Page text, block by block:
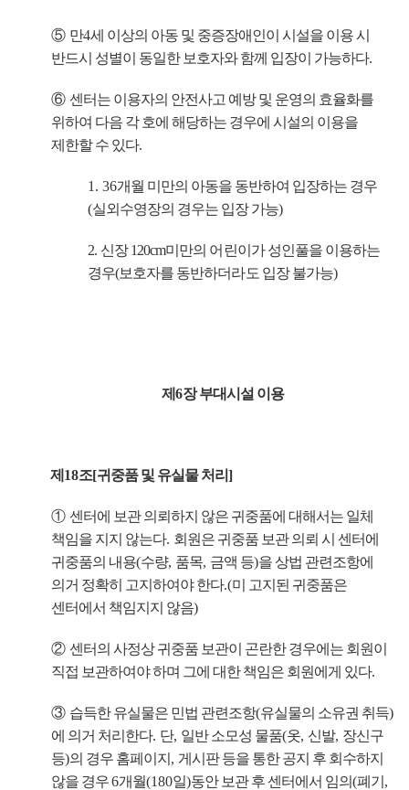
⑤ 만4세 이상의 아동 및 중증장애인이 시설을 이용 시
반드시 성별이 동일한 보호자와 함께 입장이 가능하다.
⑥ 센터는 이용자의 안전사고 예방 및 운영의 효율화를
위하여 다음 각 호에 해당하는 경우에 시설의 이용을
제한할 수 있다.
1. 36개월 미만의 아동을 동반하여 입장하는 경우
(실외수영장의 경우는 입장 가능)
2. 신장120cm미만의 어린이가 성인풀을 이용하는
경우(보호자를 동반하더라도 입장 불가능)
제 6장 부대시설 이용
제 18조[귀중품 및 유실물 처리]
① 센터에 보관 의뢰하지 않은 귀중품에 대해서는 일체
책임을 지지 않는다. 회원은 귀중품 보관 의뢰 시 센터에
귀중품의 내용(수량, 품목, 금액 등)을 상법 관련조항에
의거 정확히 고지하여야 한다.(미 고지된 귀중품은
센터에서 책임지지 않음)
② 센터의 사정상 귀중품 보관이 곤란한 경우에는 회원이
직접 보관하여야 하며 그에 대한 책임은 회원에게 있다.
③ 습득한 유실물은 민법 관련조항(유실물의 소유권 취득)
에 의거 처리한다. 단, 일반 소모성 물품(옷, 신발, 장신구
등)의 경우 홈페이지 , 게시판 등을 통한 공지 후 회수하지
않을 경우6개월(180일)동안 보관 후 센터에서 임의(폐기 ,